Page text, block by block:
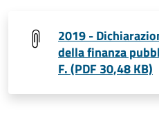
2019 -
della finanza
F. (PDF 30,48 KB)